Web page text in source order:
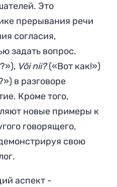
Это
прерывания речи
согласия,
задать вопрос.
Või nii?(«Вот как!»)
в разговоре
Кроме того,
новые примеры к
говорящего,
свою
аспект -